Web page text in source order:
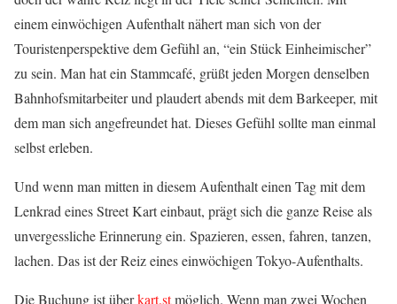
einem einwöchigen Aufenthalt nähert man sich von der
Touristenperspektive dem Gefühl an, “ein Stück Einheimischer”
zu sein. Man hat ein Stammcafé, grüßt jeden Morgen denselben
Bahnhofsmitarbeiter und plaudert abends mit dem Barkeeper, mit
dem man sich angefreundet hat. Dieses Gefühl sollte man einmal
selbst erleben.
Und wenn man mitten in diesem Aufenthalt einen Tag mit dem
Lenkrad eines Street Kart einbaut, prägt sich die ganze Reise als
unvergessliche Erinnerung ein. Spazieren, essen, fahren, tanzen,
lachen. Das ist der Reiz eines einwöchigen Tokyo-Aufenthalts.
Die Buchung ist überkart.stmöglich. Wenn man zwei Wochen